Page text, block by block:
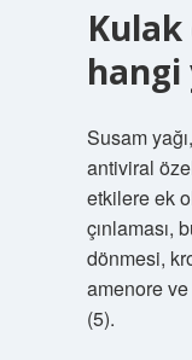
Kulak
hangi
Susam
antiviral
etkilere ek
çınlaması,
dönmesi,
amenore
(5).